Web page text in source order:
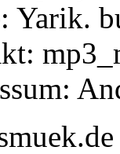
Yarik.